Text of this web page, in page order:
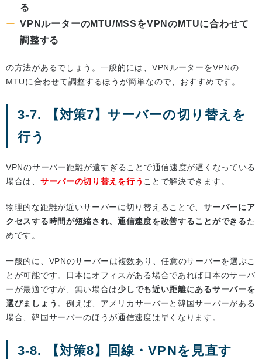
る
VPNルーターのMTU/MSSをVPNのMTUに合わせて
調整する
の方法があるでしょう。一般的には、VPNルーターをVPNの
MTUに合わせて調整するほうが簡単なので、おすすめです。
3-7. 【対策7】サーバーの切り替えを
行う
VPNのサーバー距離が遠すぎることで通信速度が遅くなっている
場合は、 サーバーの切り替えを行う ことで解決できます。
物理的な距離が近いサーバーに切り替えることで、サーバーにア
クセスする時間が短縮され、通信速度を改善することができるた
めです。
一般的に、VPNのサーバーは複数あり、任意のサーバーを選ぶこ
とが可能です。日本にオフィスがある場合であれば日本のサーバ
ーが最適ですが、無い場合は少しでも近い距離にあるサーバーを
選びましょう 。例えば、アメリカサーバーと韓国サーバーがある
場合、韓国サーバーのほうが通信速度は早くなります。
3-8. 【対策8】回線・VPNを見直す